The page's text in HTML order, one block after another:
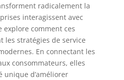
radicalement la
interagissent avec
explore comment ces
les stratégies de service
En connectant les
consommateurs, elles
d’améliorer